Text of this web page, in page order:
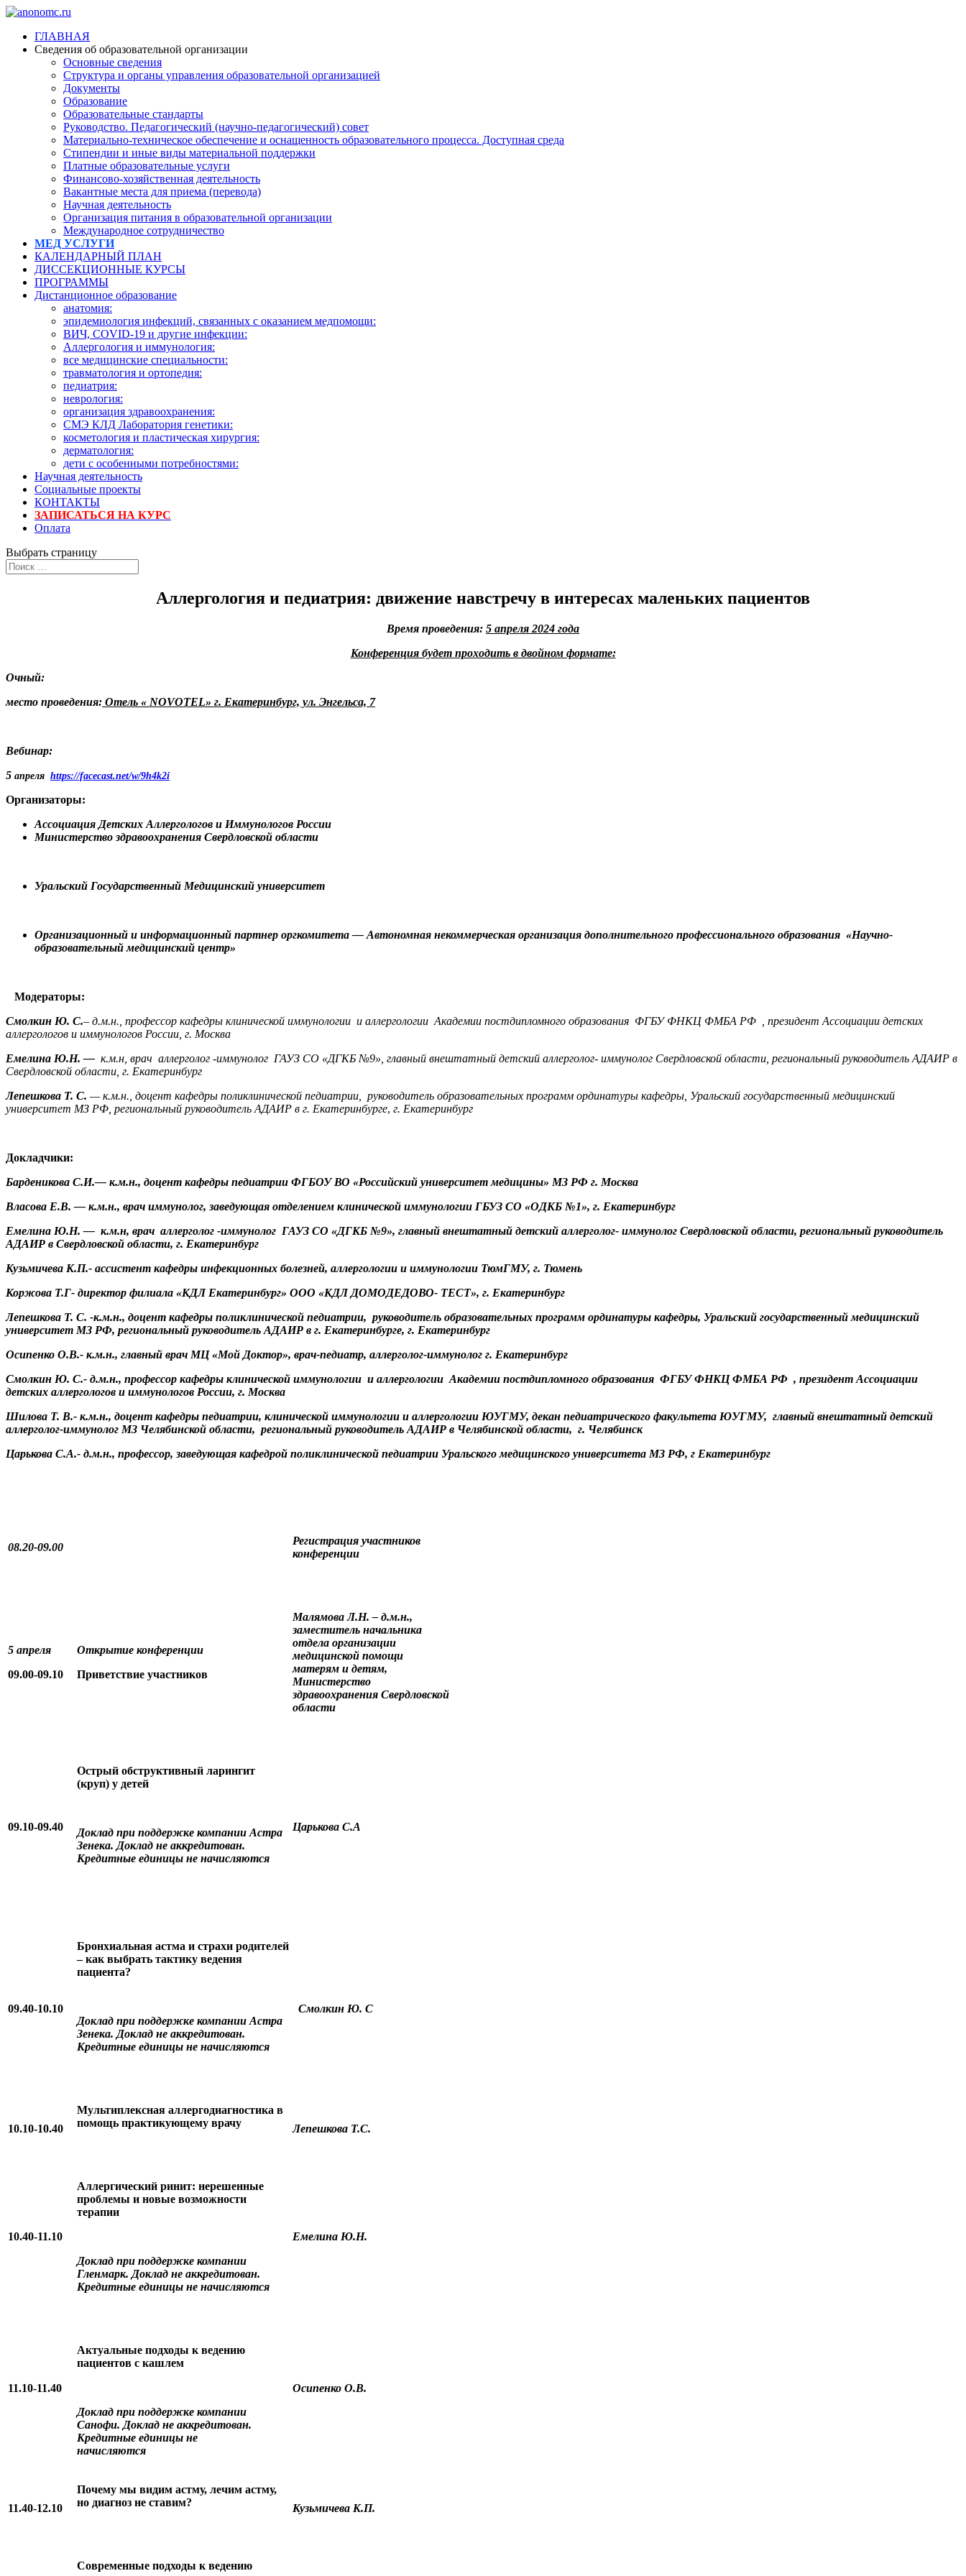
ГЛАВНАЯ
Сведения об образовательной организации
Основные сведения
Структура и органы управления образовательной организацией
Документы
Образование
Образовательные стандарты
Руководство. Педагогический (научно-педагогический) совет
Материально-техническое обеспечение и оснащенность образовательного процесса. Доступная среда
Стипендии и иные виды материальной поддержки
Платные образовательные услуги
Финансово-хозяйственная деятельность
Вакантные места для приема (перевода)
Научная деятельность
Организация питания в образовательной организации
Международное сотрудничество
МЕД УСЛУГИ
КАЛЕНДАРНЫЙ ПЛАН
ДИССЕКЦИОННЫЕ КУРСЫ
ПРОГРАММЫ
Дистанционное образование
анатомия:
эпидемиология инфекций, связанных с оказанием медпомощи:
ВИЧ, COVID-19 и другие инфекции:
Аллергология и иммунология:
все медицинские специальности:
травматология и ортопедия:
педиатрия:
неврология:
организация здравоохранения:
СМЭ КЛД Лаборатория генетики:
косметология и пластическая хирургия:
дерматология:
дети с особенными потребностями:
Научная деятельность
Социальные проекты
КОНТАКТЫ
ЗАПИСАТЬСЯ НА КУРС
Оплата
Выбрать страницу
Аллергология и педиатрия: движение навстречу в интересах маленьких пациентов
Время проведения: 5 апреля 2024 года
Конференция будет проходить в двойном формате:
Очный:
место проведения: Отель « NOVOTEL» г. Екатеринбург, ул. Энгельса, 7
Вебинар:
5 апреля https://facecast.net/w/9h4k2i
Организаторы:
Ассоциация Детских Аллергологов и Иммунологов России
Министерство здравоохранения Свердловской области
Уральский Государственный Медицинский университет
Организационный и информационный партнер оргкомитета — Автономная некоммерческая организация дополнительного профессионального образования «Научно-
образовательный медицинский центр»
Модераторы:
Смолкин Ю. С.– д.м.н., профессор кафедры клинической иммунологии и аллергологии Академии постдипломного образования ФГБУ ФНКЦ ФМБА РФ , президент Ассоциации детских
аллергологов и иммунологов России, г. Москва
Емелина Ю.Н. — к.м.н, врач аллерголог -иммунолог ГАУЗ СО «ДГКБ №9», главный внештатный детский аллерголог- иммунолог Свердловской области, региональный руководитель АДАИР в
Свердловской области, г. Екатеринбург
Лепешкова Т. С. —к.м.н., доцент кафедры поликлинической педиатрии, руководитель образовательных программ ординатуры кафедры, Уральский государственный медицинский
университет МЗ РФ, региональный руководитель АДАИР в г. Екатеринбурге, г. Екатеринбург
Докладчики:
Барденикова С.И.— к.м.н., доцент кафедры педиатрии ФГБОУ ВО «Российский университет медицины» МЗ РФ г. Москва
Власова Е.В. — к.м.н., врач иммунолог, заведующая отделением клинической иммунологии ГБУЗ СО «ОДКБ №1», г. Екатеринбург
Емелина Ю.Н. — к.м.н, врач аллерголог -иммунолог ГАУЗ СО «ДГКБ №9», главный внештатный детский аллерголог- иммунолог Свердловской области, региональный руководитель
АДАИР в Свердловской области, г. Екатеринбург
Кузьмичева К.П.- ассистент кафедры инфекционных болезней, аллергологии и иммунологии ТюмГМУ, г. Тюмень
Коржова Т.Г- директор филиала «КДЛ Екатеринбург» ООО «КДЛ ДОМОДЕДОВО- ТЕСТ», г. Екатеринбург
Лепешкова Т. С. -к.м.н., доцент кафедры поликлинической педиатрии, руководитель образовательных программ ординатуры кафедры, Уральский государственный медицинский
университет МЗ РФ, региональный руководитель АДАИР в г. Екатеринбурге, г. Екатеринбург
Осипенко О.В.- к.м.н., главный врач МЦ «Мой Доктор», врач-педиатр, аллерголог-иммунолог г. Екатеринбург
Смолкин Ю. С.- д.м.н., профессор кафедры клинической иммунологии и аллергологии Академии постдипломного образования ФГБУ ФНКЦ ФМБА РФ , президент Ассоциации
детских аллергологов и иммунологов России, г. Москва
Шилова Т. В.- к.м.н., доцент кафедры педиатрии, клинической иммунологии и аллергологии ЮУГМУ, декан педиатрического факультета ЮУГМУ, главный внештатный детский
аллерголог-иммунолог МЗ Челябинской области, региональный руководитель АДАИР в Челябинской области, г. Челябинск
Царькова С.А.- д.м.н., профессор, заведующая кафедрой поликлинической педиатрии Уральского медицинского университета МЗ РФ, г Екатеринбург
08.20-09.00
Регистрация участников
конференции
5 апреля
09.00-09.10
Открытие конференции
Приветствие участников
Малямова Л.Н.– д.м.н.,
заместитель начальника
отдела организации
медицинской помощи
матерям и детям,
Министерство
здравоохранения Свердловской
области
09.10-09.40
Острый обструктивный ларингит
(круп) у детей
Доклад при поддержке компании Астра
Зенека. Доклад не аккредитован.
Кредитные единицы не начисляются
Царькова С.А
09.40-10.10
Бронхиальная астма и страхи родителей
– как выбрать тактику ведения
пациента?
Доклад при поддержке компании Астра
Зенека. Доклад не аккредитован.
Кредитные единицы не начисляются
Смолкин Ю. С
10.10-10.40
Мультиплексная аллергодиагностика в
помощь практикующему врачу
Лепешкова Т.С.
10.40-11.10
Аллергический ринит: нерешенные
проблемы и новые возможности
терапии
Доклад при поддержке компании
Гленмарк. Доклад не аккредитован.
Кредитные единицы не начисляются
Емелина Ю.Н.
11.10-11.40
Актуальные подходы к ведению
пациентов с кашлем
Доклад при поддержке компании
Санофи. Доклад не аккредитован.
Кредитные единицы не
начисляются
Осипенко О.В.
11.40-12.10
Почему мы видим астму, лечим астму,
но диагноз не ставим?
Кузьмичева К.П.
Современные подходы к ведению